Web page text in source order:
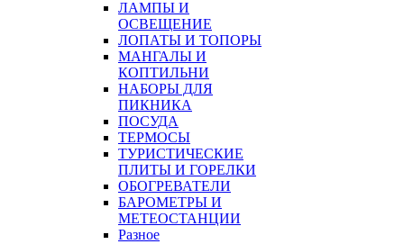
ЛАМПЫ И
ОСВЕЩЕНИЕ
ЛОПАТЫ И ТОПОРЫ
МАНГАЛЫ И
КОПТИЛЬНИ
НАБОРЫ ДЛЯ
ПИКНИКА
ПОСУДА
ТЕРМОСЫ
ТУРИСТИЧЕСКИЕ
ПЛИТЫ И ГОРЕЛКИ
ОБОГРЕВАТЕЛИ
БАРОМЕТРЫ И
МЕТЕОСТАНЦИИ
Разное